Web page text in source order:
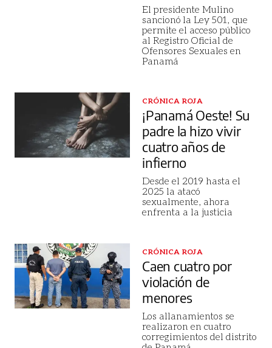
El presidente Mulino
sancionó la Ley 501, que
permite el acceso público
al Registro Oficial de
Ofensores Sexuales en
Panamá
CRÓNICA ROJA
¡Panamá Oeste! Su
padre la hizo vivir
cuatro años de
infierno
Desde el 2019 hasta el
2025 la atacó
sexualmente, ahora
enfrenta a la justicia
CRÓNICA ROJA
Caen cuatro por
violación de
menores
Los allanamientos se
realizaron en cuatro
corregimientos del distrito